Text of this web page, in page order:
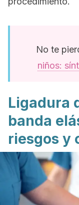
No te
niños:
Ligadura
banda
riesgos y